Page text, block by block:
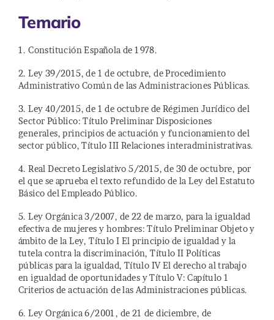
Temario
1. Constitución Española de 1978.
2. Ley 39/2015, de 1 de octubre, de Procedimiento
Administrativo Común de las Administraciones Públicas.
3. Ley 40/2015, de 1 de octubre de Régimen Jurídico del
Sector Público: Título Preliminar Disposiciones
generales, principios de actuación y funcionamiento del
sector público, Título III Relaciones interadministrativas.
4. Real Decreto Legislativo 5/2015, de 30 de octubre, por
el que se aprueba el texto refundido de la Ley del Estatuto
Básico del Empleado Público.
5. Ley Orgánica 3/2007, de 22 de marzo, para la igualdad
efectiva de mujeres y hombres: Título Preliminar Objeto y
ámbito de la Ley, Título I El principio de igualdad y la
tutela contra la discriminación, Título II Políticas
públicas para la igualdad, Título IV El derecho al trabajo
en igualdad de oportunidades y Título V: Capítulo 1
Criterios de actuación de las Administraciones públicas.
6. Ley Orgánica 6/2001, de 21 de diciembre, de